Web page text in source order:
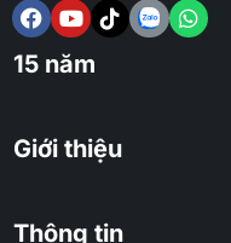
15 năm
Giới thiệu
Thông tin